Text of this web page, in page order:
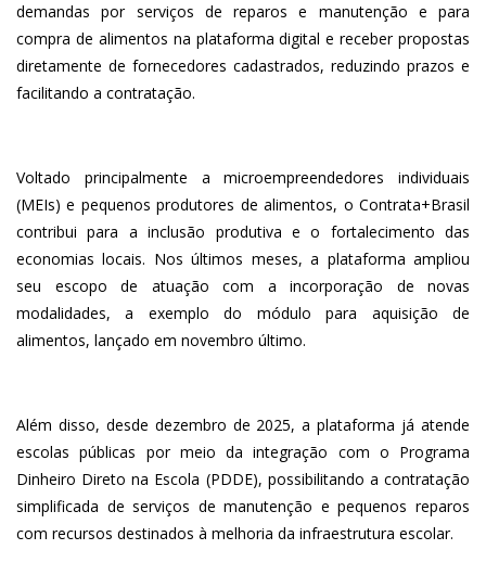
demandas por serviços de reparos e manutenção e para
compra de alimentos na plataforma digital e receber propostas
diretamente de fornecedores cadastrados, reduzindo prazos e
facilitando a contratação.
Voltado principalmente a microempreendedores individuais
(MEIs) e pequenos produtores de alimentos, o Contrata+Brasil
contribui para a inclusão produtiva e o fortalecimento das
economias locais. Nos últimos meses, a plataforma ampliou
seu escopo de atuação com a incorporação de novas
modalidades, a exemplo do módulo para aquisição de
alimentos, lançado em novembro último.
Além disso, desde dezembro de 2025, a plataforma já atende
escolas públicas por meio da integração com o Programa
Dinheiro Direto na Escola (PDDE), possibilitando a contratação
simplificada de serviços de manutenção e pequenos reparos
com recursos destinados à melhoria da infraestrutura escolar.